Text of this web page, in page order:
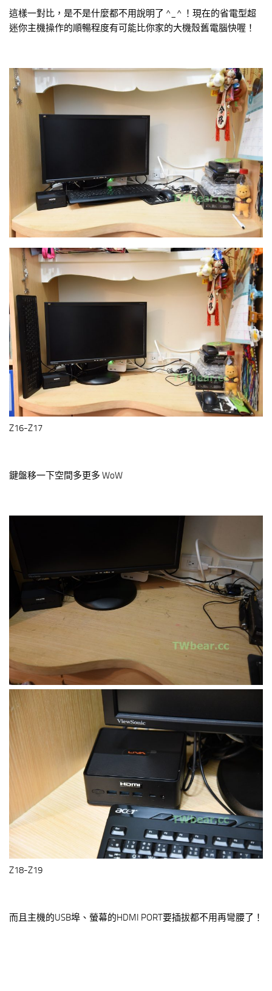
這樣一對比，是不是什麼都不用說明了 ^_^ ！現在的省電型超
迷你主機操作的順暢程度有可能比你家的大機殼舊電腦快喔！
Z16-Z17
鍵盤移一下空間多更多 WoW
Z18-Z19
而且主機的USB埠、螢幕的HDMI PORT要插拔都不用再彎腰了！